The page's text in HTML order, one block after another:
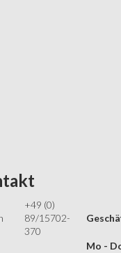
+49 (0)
89/15702-
370
Mo -